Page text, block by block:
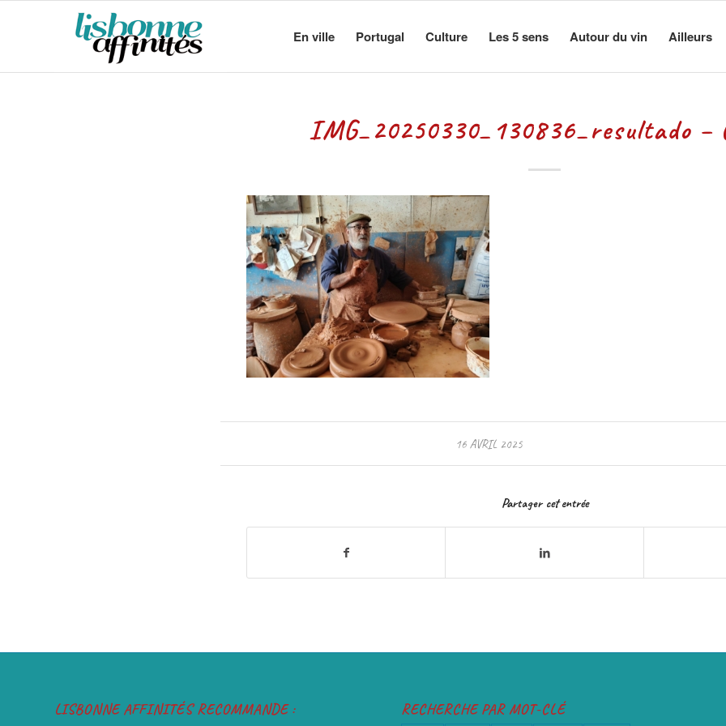
En ville Portugal Culture Les 5 sens Autour du vin Ailleurs
IMG_20250330_130836_resultado –
16 AVRIL 2025
Partager cet entrée
LISBONNE AFFINITÉS RECOMMANDE : RECHERCHE PAR MOT-CLÉ